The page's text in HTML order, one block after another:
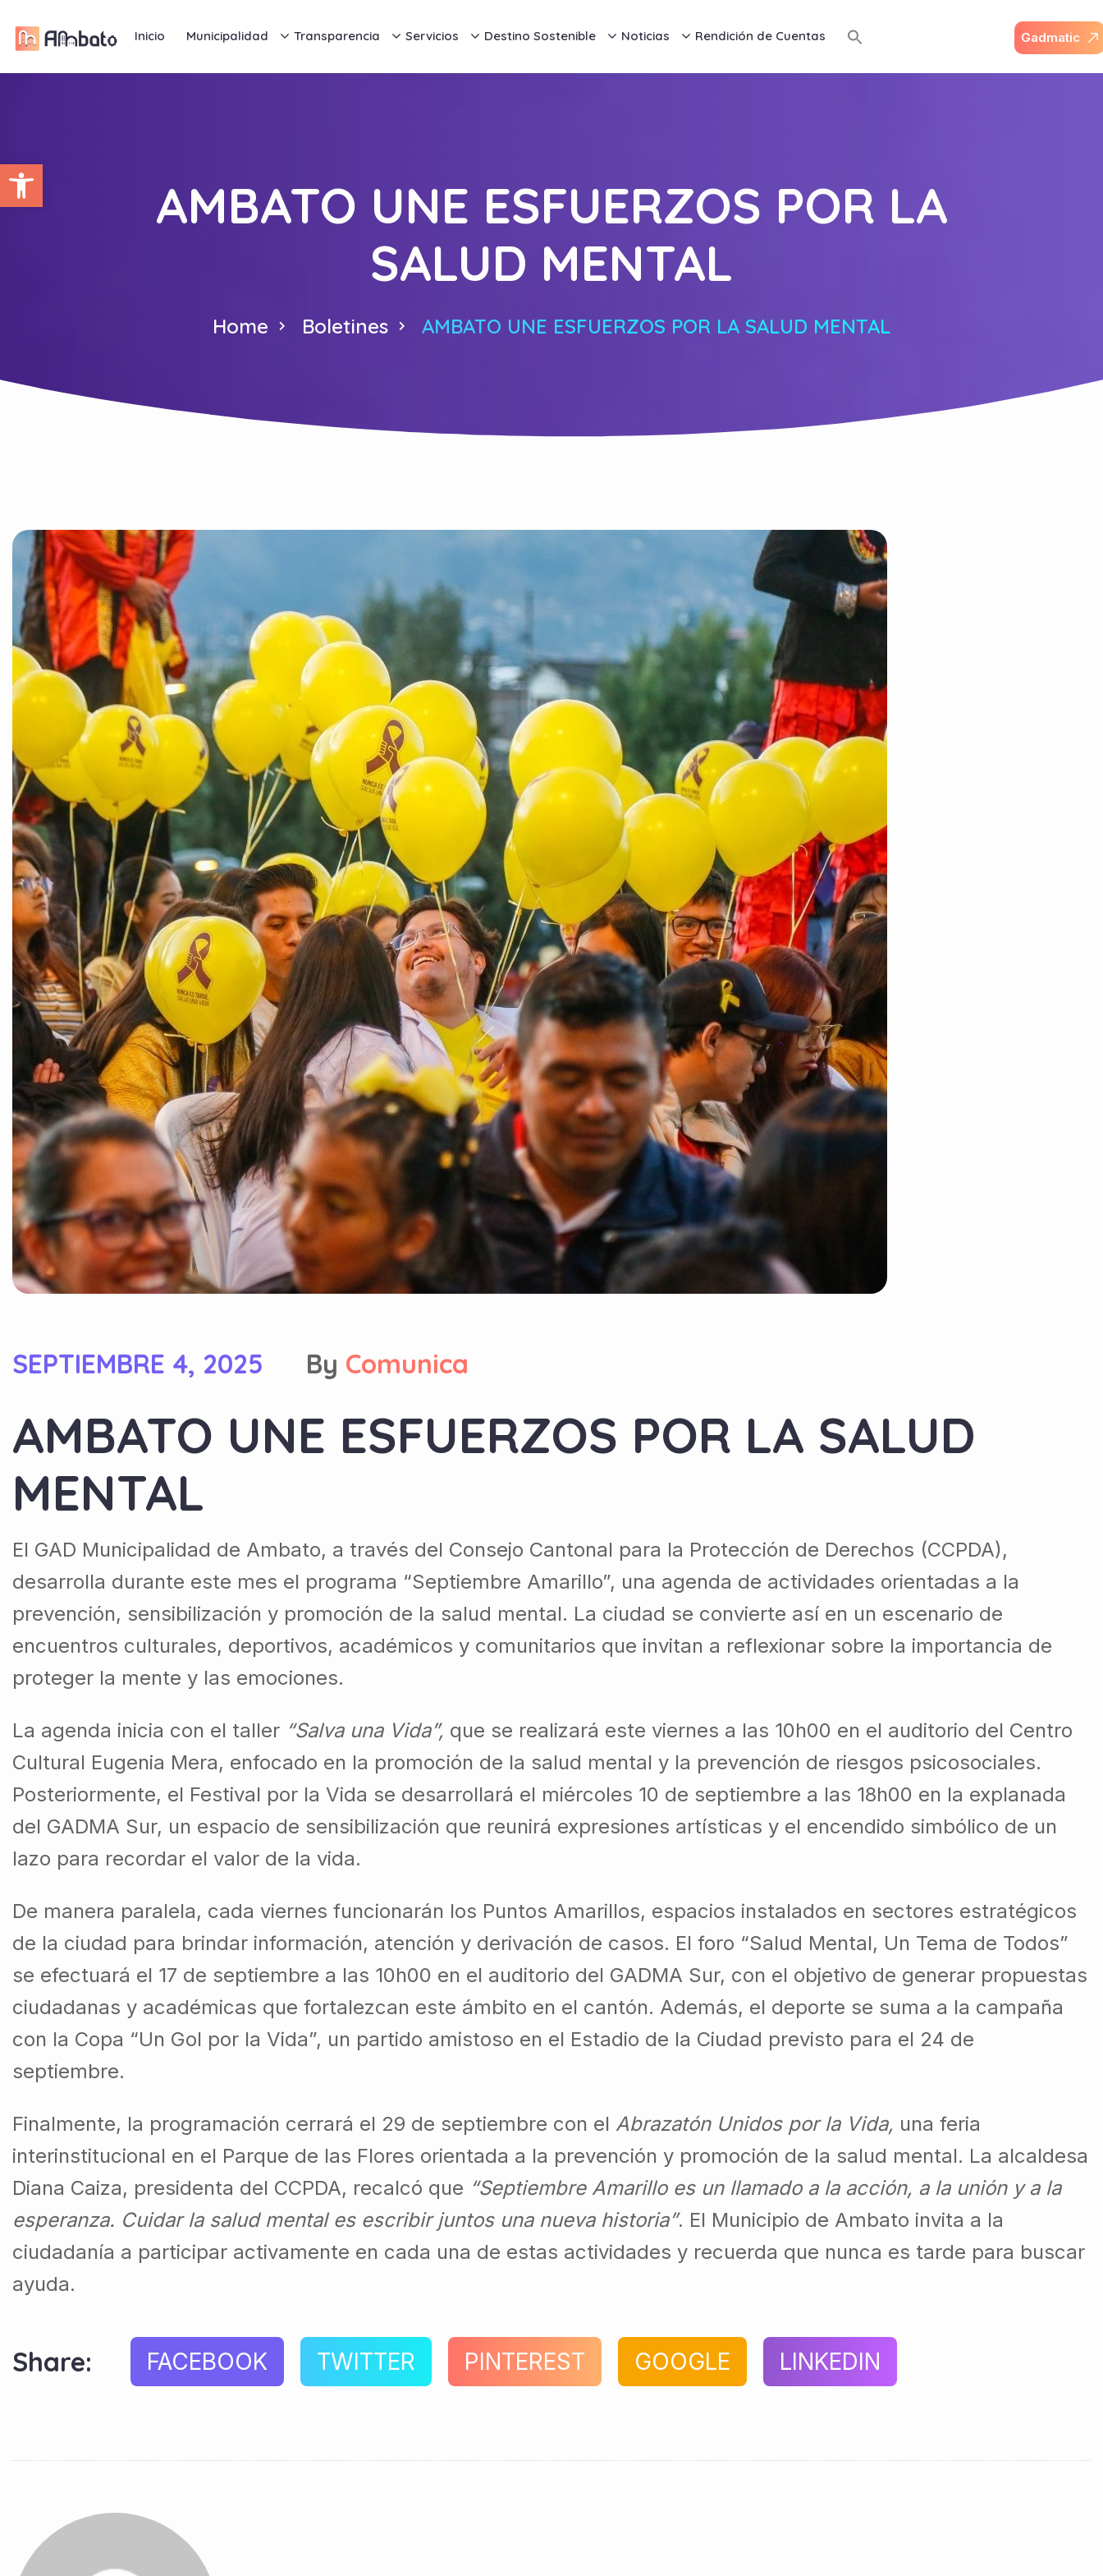
Abrir barra de herramientas
Inicio Municipalidad Transparencia Servicios Destino Sostenible Noticias Rendición de Cuentas Gadmatic
AMBATO UNE ESFUERZOS POR LA
SALUD MENTAL
Home Boletines AMBATO UNE ESFUERZOS POR LA SALUD MENTAL
SEPTIEMBRE 4, 2025 By Comunica
AMBATO UNE ESFUERZOS POR LA SALUD
MENTAL
El GAD Municipalidad de Ambato, a través del Consejo Cantonal para la Protección de Derechos (CCPDA),
desarrolla durante este mes el programa “Septiembre Amarillo”, una agenda de actividades orientadas a la
prevención, sensibilización y promoción de la salud mental. La ciudad se convierte así en un escenario de
encuentros culturales, deportivos, académicos y comunitarios que invitan a reflexionar sobre la importancia de
proteger la mente y las emociones.
La agenda inicia con el taller “Salva una Vida”, que se realizará este viernes a las 10h00 en el auditorio del Centro
Cultural Eugenia Mera, enfocado en la promoción de la salud mental y la prevención de riesgos psicosociales.
Posteriormente, el Festival por la Vida se desarrollará el miércoles 10 de septiembre a las 18h00 en la explanada
del GADMA Sur, un espacio de sensibilización que reunirá expresiones artísticas y el encendido simbólico de un
lazo para recordar el valor de la vida.
De manera paralela, cada viernes funcionarán los Puntos Amarillos, espacios instalados en sectores estratégicos
de la ciudad para brindar información, atención y derivación de casos. El foro “Salud Mental, Un Tema de Todos”
se efectuará el 17 de septiembre a las 10h00 en el auditorio del GADMA Sur, con el objetivo de generar propuestas
ciudadanas y académicas que fortalezcan este ámbito en el cantón. Además, el deporte se suma a la campaña
con la Copa “Un Gol por la Vida”, un partido amistoso en el Estadio de la Ciudad previsto para el 24 de
septiembre.
Finalmente, la programación cerrará el 29 de septiembre con el Abrazatón Unidos por la Vida, una feria
interinstitucional en el Parque de las Flores orientada a la prevención y promoción de la salud mental. La alcaldesa
Diana Caiza, presidenta del CCPDA, recalcó que “Septiembre Amarillo es un llamado a la acción, a la unión y a la
esperanza. Cuidar la salud mental es escribir juntos una nueva historia”. El Municipio de Ambato invita a la
ciudadanía a participar activamente en cada una de estas actividades y recuerda que nunca es tarde para buscar
ayuda.
Share: FACEBOOK TWITTER PINTEREST GOOGLE LINKEDIN